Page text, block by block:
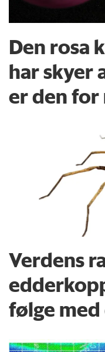
Den rosa
har skyer
er den for
Verdens
følge